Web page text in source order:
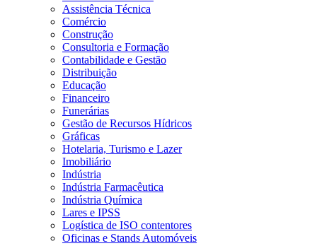
Assistência Técnica
Comércio
Construção
Consultoria e Formação
Contabilidade e Gestão
Distribuição
Educação
Financeiro
Funerárias
Gestão de Recursos Hídricos
Gráficas
Hotelaria, Turismo e Lazer
Imobiliário
Indústria
Indústria Farmacêutica
Indústria Química
Lares e IPSS
Logística de ISO contentores
Oficinas e Stands Automóveis